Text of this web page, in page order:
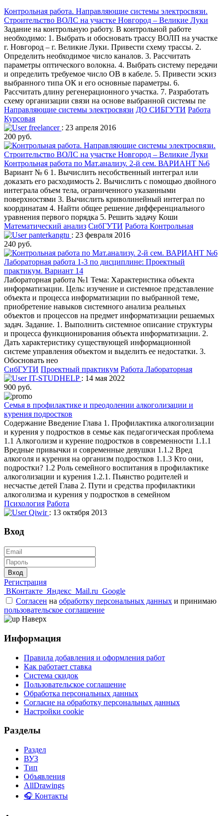
Контрольная работа. Направляющие системы электросвязи.
Строительство ВОЛС на участке Новгород – Великие Луки
Задание на контрольную работу. В контрольной работе
необходимо: 1. Выбрать и обосновать трассу ВОЛП на участке
г. Новгород – г. Великие Луки. Привести схему трассы. 2.
Определить необходимое число каналов. 3. Рассчитать
параметры оптического волокна. 4. Выбрать систему передачи
и определить требуемое число ОВ в кабеле. 5. Привести эскиз
выбранного типа ОК и его основные параметры. 6.
Рассчитать длину регенерационного участка. 7. Разработать
схему организации связи на основе выбранной системы пе
Направляющие системы электросвязи ДО СИБГУТИ Работа
Курсовая
freelancer : 23 апреля 2016
200 руб.
Контрольная работа по Мат.анализу. 2-й сем. ВАРИАНТ №6
Вариант № 6 1. Вычислить несобственный интеграл или
доказать его расходимость 2. Вычислить с помощью двойного
интеграла объем тела, ограниченного указанными
поверхностями 3. Вычислить криволинейный интеграл по
координатам 4. Найти общее решение дифференциального
уравнения первого порядка 5. Решить задачу Коши
Математический анализ СибГУТИ Работа Контрольная
panterkangtu : 23 февраля 2016
240 руб.
Лабораторная работа 1-3 по дисциплине: Проектный
практикум. Вариант 14
Лабораторная работа №1 Тема: Характеристика объекта
информатизации. Цель: изучение и системное представление
объекта и процесса информатизации по выбранной теме,
приобретение навыков системного анализа реальных
объектов и процессов на предмет информатизации решаемых
задач. Задание. 1. Выполнить системное описание структуры
и процесса функционирования объекта информатизации. 2.
Дать характеристику существующей информационной
системе управления объектом и выделить ее недостатки. 3.
Обосновать нео
СибГУТИ Проектный практикум Работа Лабораторная
IT-STUDHELP : 14 мая 2022
900 руб.
Семья в профилактике и преодолении алкоголизации и
курения подростков
Содержание Введение Глава 1. Профилактика алкоголизации
и курения у подростков в семье как педагогическая проблема
1.1 Алкоголизм и курение подростков в современности 1.1.1
Вредные привычки и современные девушки 1.1.2 Вред
алкоголя и курения на организм подростков 1.1.3 Кто они,
подростки? 1.2 Роль семейного воспитания в профилактике
алкоголизации и курения 1.2.1. Пьянство родителей и
несчастье детей Глава 2. Пути и средства профилактики
алкоголизма и курения у подростков в семейном
Психология Работа
Qiwir : 13 октября 2013
Вход
Вход
Регистрация
ВКонтакте Яндекс Mail.ru Google
Согласен на обработку персональных данных и принимаю
пользовательское соглашение
Наверх
Информация
Правила добавления и оформления работ
Как работает ставка
Система скидок
Пользовательское соглашение
Обработка персональных данных
Согласие на обработку персональных данных
Настройки cookie
Разделы
Раздел
ВУЗ
Тип
Объявления
AllDrawings
🎧 Контакты